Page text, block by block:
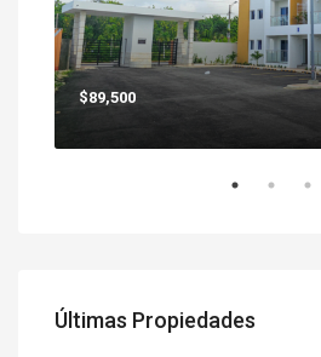
$89,500
Últimas Propiedades